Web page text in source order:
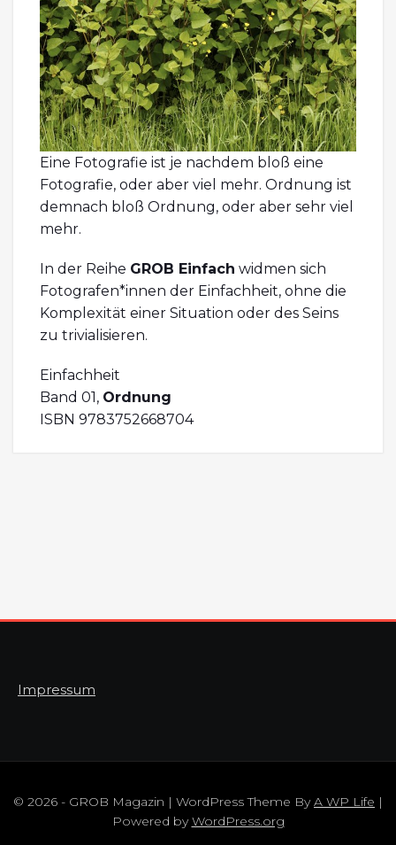
Eine Fotografie ist je nachdem bloß eine
Fotografie, oder aber viel mehr. Ordnung ist
demnach bloß Ordnung, oder aber sehr viel
mehr.
In der Reihe GROB Einfach widmen sich
Fotografen*innen der Einfachheit, ohne die
Komplexität einer Situation oder des Seins
zu trivialisieren.
Einfachheit
Band 01, Ordnung
ISBN 9783752668704
Impressum
© 2026 - GROB Magazin | WordPress Theme ByA WP Life |
Powered byWordPress.org